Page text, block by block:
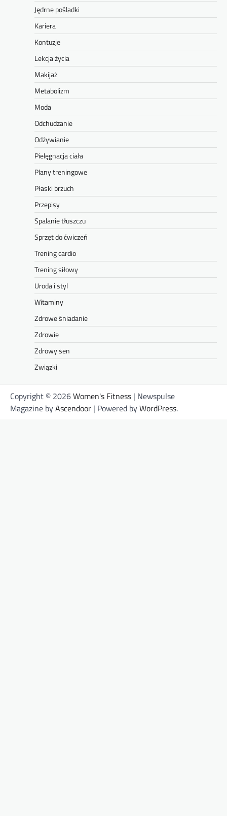
Jędrne pośladki
Kariera
Kontuzje
Lekcja życia
Makijaż
Metabolizm
Moda
Odchudzanie
Odżywianie
Pielęgnacja ciała
Plany treningowe
Płaski brzuch
Przepisy
Spalanie tłuszczu
Sprzęt do ćwiczeń
Trening cardio
Trening siłowy
Uroda i styl
Witaminy
Zdrowe śniadanie
Zdrowie
Zdrowy sen
Związki
Copyright © 2026Women's Fitness | Newspulse
Magazine byAscendoor | Powered byWordPress.